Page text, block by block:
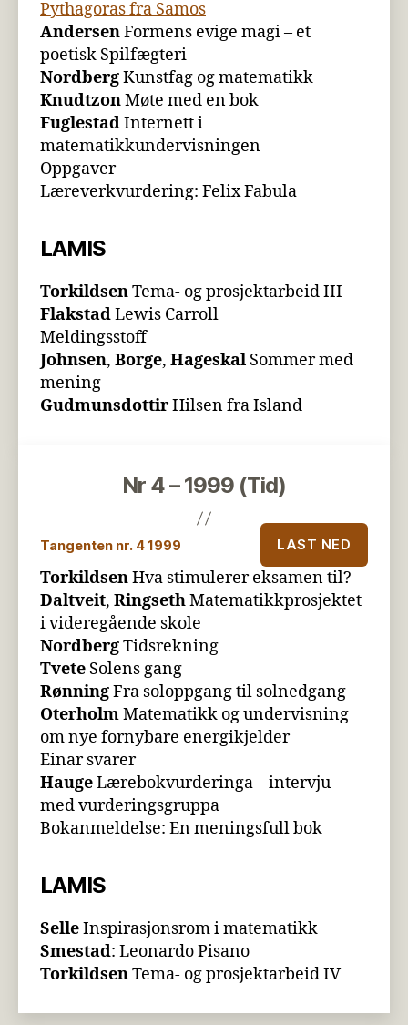
Pythagoras fra Samos
AndersenFormens evige magi – et
poetisk Spilfægteri
NordbergKunstfag og matematikk
KnudtzonMøte med en bok
FuglestadInternett i
matematikkundervisningen
Oppgaver
Læreverkvurdering: Felix Fabula
LAMIS
TorkildsenTema- og prosjektarbeid III
FlakstadLewis Carroll
Meldingsstoff
Johnsen, Borge, Hageskal Sommer med
mening
GudmunsdottirHilsen fra Island
Nr 4 – 1999 (Tid)
Tangenten nr. 4 1999 LAST NED
TorkildsenHva stimulerer eksamen til?
Daltveit, RingsethMatematikkprosjektet
i videregående skole
NordbergTidsrekning
Tvete Solens gang
RønningFra soloppgang til solnedgang
OterholmMatematikk og undervisning
om nye fornybare energikjelder
Einar svarer
HaugeLærebokvurderinga – intervju
med vurderingsgruppa
Bokanmeldelse: En meningsfull bok
LAMIS
SelleInspirasjonsrom i matematikk
Smestad: Leonardo Pisano
TorkildsenTema- og prosjektarbeid IV